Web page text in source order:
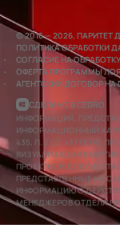
© 2016 — 2026, ПАРИТЕТ
ПОЛИТИКА ОБРАБОТКИ
СОГЛАСИЕ НА
ОФЕРТА ПРОГРАММЫ
АГЕНТСКИЙ ДОГОВОР НА
СДЕЛАНО В CEDRO
ИНФОРМАЦИЯ,
ИНФОРМАЦИОННЫЙ
435, П. 2 СТ. 437 ГК РФ.
ВИЗУАЛИЗАЦИИ
ПРОЕКТНОЙ
ПРЕДСТАВЛЕННЫЕ НА
ИНФОРМАЦИЮ О
МЕНЕДЖЕРОВ ОТДЕЛА